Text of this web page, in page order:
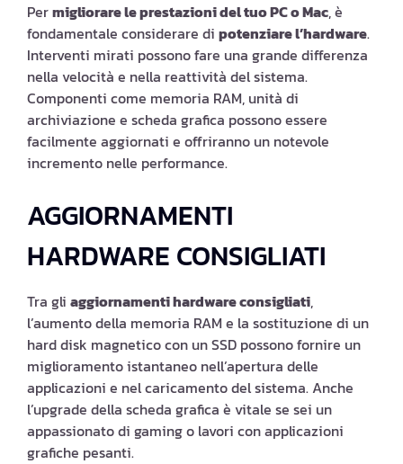
Permigliorare le prestazioni del tuo PC o Mac, è
fondamentale considerare di potenziare l’hardware.
Interventi mirati possono fare una grande differenza
nella velocità e nella reattività del sistema.
Componenti come memoria RAM, unità di
archiviazione e scheda grafica possono essere
facilmente aggiornati e offriranno un notevole
incremento nelle performance.
AGGIORNAMENTI
HARDWARE CONSIGLIATI
Tra gli aggiornamenti hardware consigliati,
l’aumento della memoria RAM e la sostituzione di un
hard disk magnetico con un SSD possono fornire un
miglioramento istantaneo nell’apertura delle
applicazioni e nel caricamento del sistema. Anche
l’upgrade della scheda grafica è vitale se sei un
appassionato di gaming o lavori con applicazioni
grafiche pesanti.